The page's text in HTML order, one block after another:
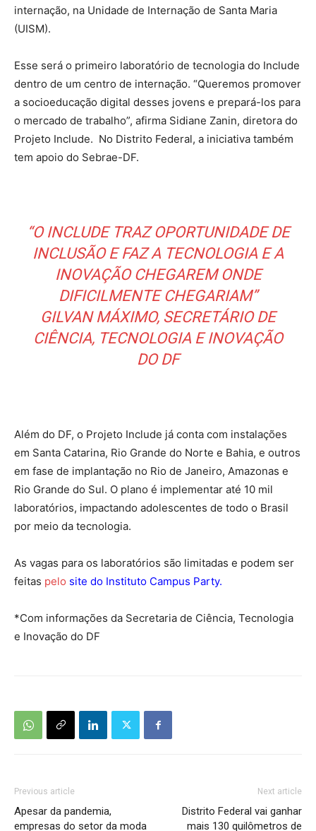
internação, na Unidade de Internação de Santa Maria
(UISM).
Esse será o primeiro laboratório de tecnologia do Include
dentro de um centro de internação. “Queremos promover
a socioeducação digital desses jovens e prepará-los para
o mercado de trabalho”, afirma Sidiane Zanin, diretora do
Projeto Include. No Distrito Federal, a iniciativa também
tem apoio do Sebrae-DF.
“O INCLUDE TRAZ OPORTUNIDADE DE
INCLUSÃO E FAZ A TECNOLOGIA E A
INOVAÇÃO CHEGAREM ONDE
DIFICILMENTE CHEGARIAM”
GILVAN MÁXIMO, SECRETÁRIO DE
CIÊNCIA, TECNOLOGIA E INOVAÇÃO
DO DF
Além do DF, o Projeto Include já conta com instalações
em Santa Catarina, Rio Grande do Norte e Bahia, e outros
em fase de implantação no Rio de Janeiro, Amazonas e
Rio Grande do Sul. O plano é implementar até 10 mil
laboratórios, impactando adolescentes de todo o Brasil
por meio da tecnologia.
As vagas para os laboratórios são limitadas e podem ser
feitas pelo site do Instituto Campus Party.
*Com informações da Secretaria de Ciência, Tecnologia
e Inovação do DF
Previous article
Apesar da pandemia,
empresas do setor da moda
Next article
Distrito Federal vai ganhar
mais 130 quilômetros de